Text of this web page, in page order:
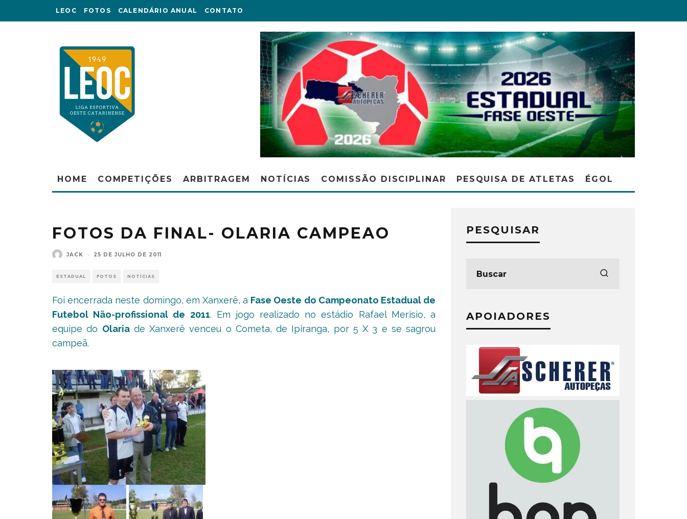
LEOC FOTOS CALENDÁRIO ANUAL CONTATO
HOME COMPETIÇÕES ARBITRAGEM NOTÍCIAS COMISSÃO DISCIPLINAR PESQUISA DE ATLETAS ÉGOL
FOTOS DA FINAL- OLARIA CAMPEAO
JACK · 25 DE JULHO DE 2011
ESTADUAL FOTOS NOTÍCIAS
Foi encerrada neste domingo, em Xanxerê, a Fase Oeste do Campeonato Estadual de
Futebol Não-profissional de 2011. Em jogo realizado no estádio Rafael Merisio, a
equipe do Olariade Xanxerê venceu o Cometa, de Ipiranga, por 5 X 3 e se sagrou
campeã.
PESQUISAR
APOIADORES